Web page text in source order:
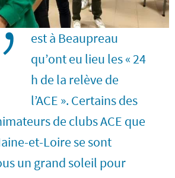
est à Beaupreau
qu’ont eu lieu les « 24
h de la relève de
l’ACE ». Certains des
de clubs ACE que
et-Loire se sont
un grand soleil pour